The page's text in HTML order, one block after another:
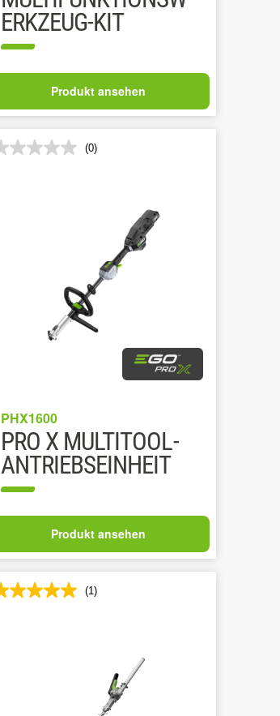
ERKZEUG-KIT
Produkt ansehen
(0)
PHX1600
PRO X MULTITOOL-
ANTRIEBSEINHEIT
Produkt ansehen
(1)